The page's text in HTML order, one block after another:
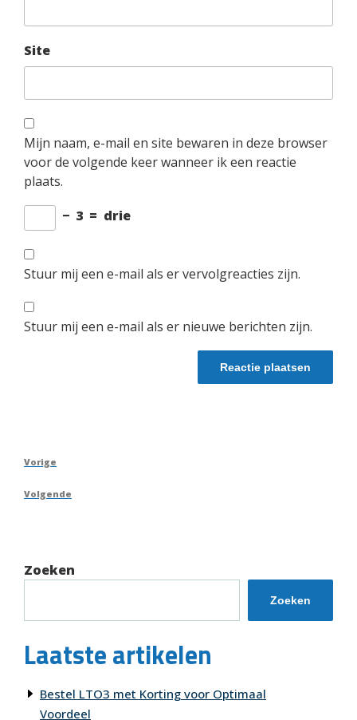
Site
Mijn naam, e-mail en site bewaren in deze browser
voor de volgende keer wanneer ik een reactie
plaats.
− 3 = drie
Stuur mij een e-mail als er vervolgreacties zijn.
Stuur mij een e-mail als er nieuwe berichten zijn.
Berichtnavigatie
Vorig
Vorige
Volgend
Volgende
Zoeken
Zoeken
Laatste artikelen
Bestel LTO3 met Korting voor Optimaal
Voordeel